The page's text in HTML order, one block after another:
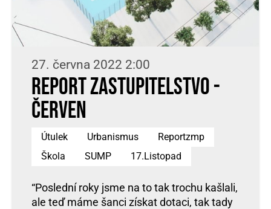
27. června 2022 2:00
REPORT ZASTUPITELSTVO -
ČERVEN
Útulek Urbanismus
Reportzmp
Škola
SUMP 17.Listopad
“Poslední roky jsme na to tak trochu kašlali,
ale teď máme šanci získat dotaci, tak tady